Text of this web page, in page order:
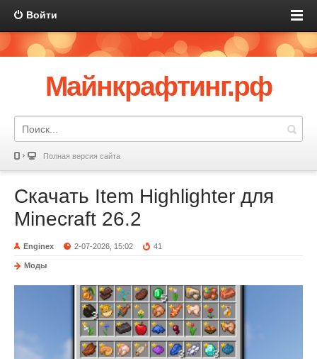
Войти
Майнкрафтинг.рф
Полная версия сайта
Скачать Item Highlighter для
Minecraft 26.2
Enginex 2-07-2026, 15:02 41
Моды